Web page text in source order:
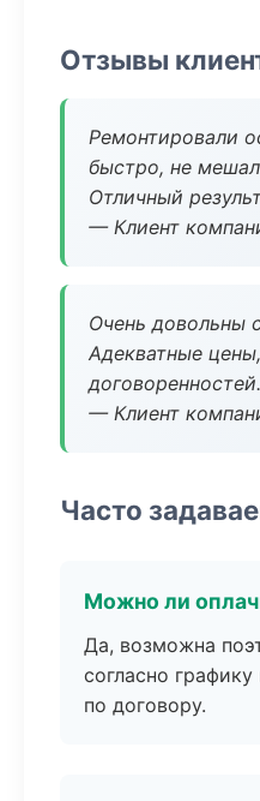
Отзывы
Ремонтировали
быстро, не
Отличный
— Клиент
Очень довольны
Адекватные
договоренностей.
— Клиент
Часто
Можно ли
Да, возможна
согласно
по договору.